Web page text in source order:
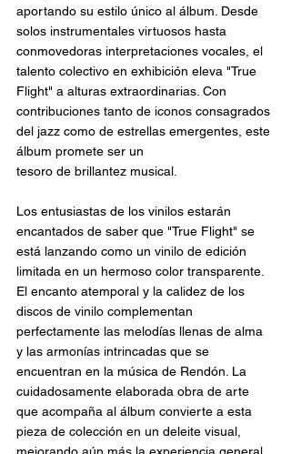
aportando su estilo único al álbum. Desde
solos instrumentales virtuosos hasta
conmovedoras interpretaciones vocales, el
talento colectivo en exhibición eleva "True
Flight" a alturas extraordinarias. Con
contribuciones tanto de iconos consagrados
del jazz como de estrellas emergentes, este
álbum promete ser un
tesoro de brillantez musical.
Los entusiastas de los vinilos estarán
encantados de saber que "True Flight" se
está lanzando como un vinilo de edición
limitada en un hermoso color transparente.
El encanto atemporal y la calidez de los
discos de vinilo complementan
perfectamente las melodías llenas de alma
y las armonías intrincadas que se
encuentran en la música de Rendón. La
cuidadosamente elaborada obra de arte
que acompaña al álbum convierte a esta
pieza de colección en un deleite visual,